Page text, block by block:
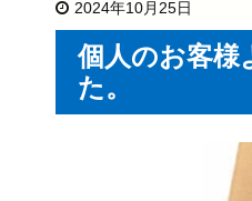
2024年10月25日
個人のお客様
た。